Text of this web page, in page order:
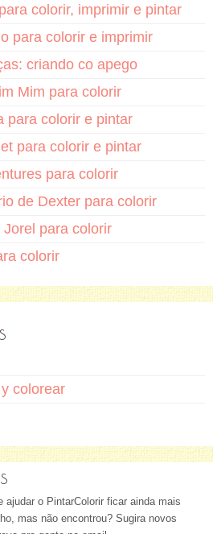
colorir, imprimir e pintar
para colorir e imprimir
criando co apego
Mim para colorir
para colorir e pintar
para colorir e pintar
para colorir
de Dexter para colorir
para colorir
colorir
colorear
o PintarColorir ficar ainda mais
mas não encontrou? Sugira novos